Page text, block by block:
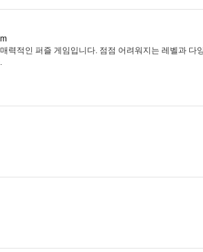
력적인 퍼즐 게임입니다. 점점 어려워지는 레벨과 다